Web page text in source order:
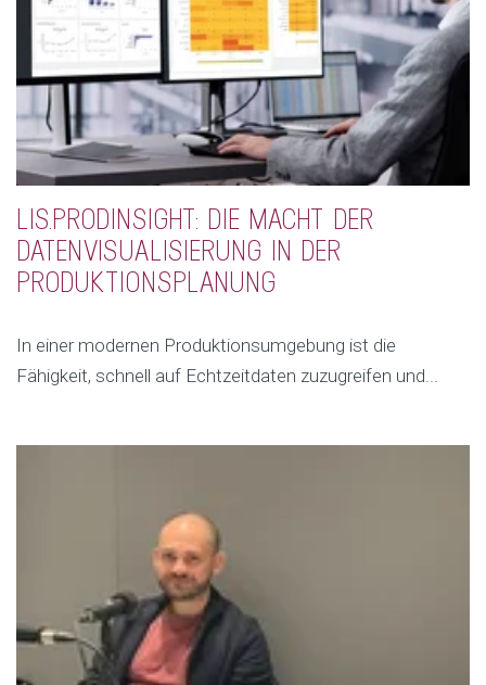
LIS.PRODINSIGHT: DIE MACHT DER
DATENVISUALISIERUNG IN DER
PRODUKTIONSPLANUNG
In einer modernen Produktionsumgebung ist die
Fähigkeit, schnell auf Echtzeitdaten zuzugreifen und...